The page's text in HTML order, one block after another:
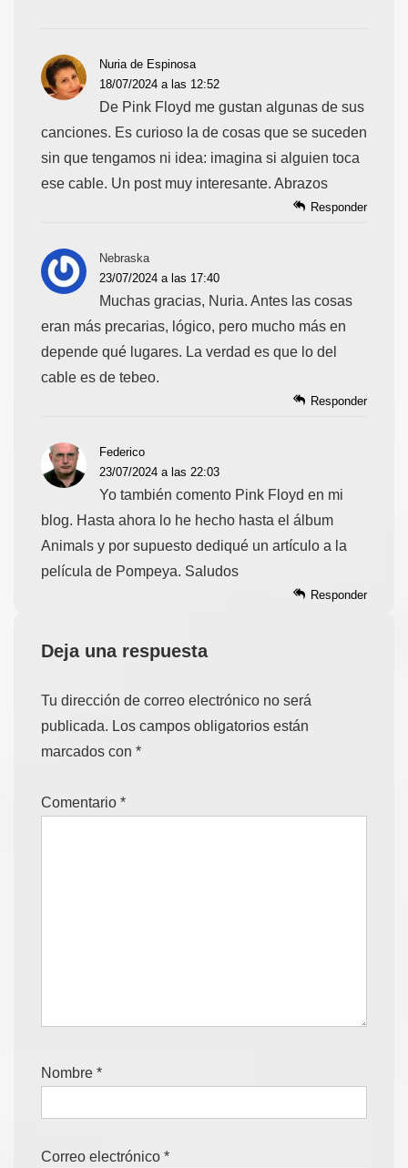
Nuria de Espinosa
18/07/2024 a las 12:52
De Pink Floyd me gustan algunas de sus
canciones. Es curioso la de cosas que se suceden
sin que tengamos ni idea: imagina si alguien toca
ese cable. Un post muy interesante. Abrazos
Responder
Nebraska
23/07/2024 a las 17:40
Muchas gracias, Nuria. Antes las cosas
eran más precarias, lógico, pero mucho más en
depende qué lugares. La verdad es que lo del
cable es de tebeo.
Responder
Federico
23/07/2024 a las 22:03
Yo también comento Pink Floyd en mi
blog. Hasta ahora lo he hecho hasta el álbum
Animals y por supuesto dediqué un artículo a la
película de Pompeya. Saludos
Responder
Deja una respuesta
Tu dirección de correo electrónico no será
publicada. Los campos obligatorios están
marcados con *
Comentario *
Nombre *
Correo electrónico *